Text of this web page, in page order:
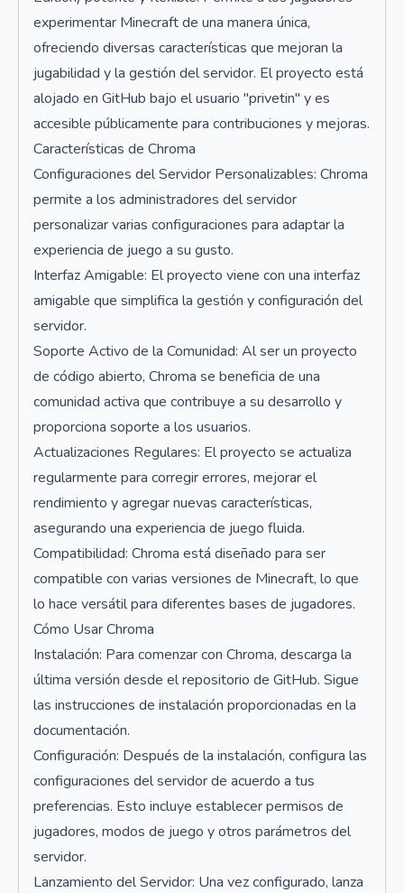
experimentar Minecraft de una manera única,
ofreciendo diversas características que mejoran la
jugabilidad y la gestión del servidor. El proyecto está
alojado en GitHub bajo el usuario "privetin" y es
accesible públicamente para contribuciones y mejoras.
Características de Chroma
Configuraciones del Servidor Personalizables: Chroma
permite a los administradores del servidor
personalizar varias configuraciones para adaptar la
experiencia de juego a su gusto.
Interfaz Amigable: El proyecto viene con una interfaz
amigable que simplifica la gestión y configuración del
servidor.
Soporte Activo de la Comunidad: Al ser un proyecto
de código abierto, Chroma se beneficia de una
comunidad activa que contribuye a su desarrollo y
proporciona soporte a los usuarios.
Actualizaciones Regulares: El proyecto se actualiza
regularmente para corregir errores, mejorar el
rendimiento y agregar nuevas características,
asegurando una experiencia de juego fluida.
Compatibilidad: Chroma está diseñado para ser
compatible con varias versiones de Minecraft, lo que
lo hace versátil para diferentes bases de jugadores.
Cómo Usar Chroma
Instalación: Para comenzar con Chroma, descarga la
última versión desde el repositorio de GitHub. Sigue
las instrucciones de instalación proporcionadas en la
documentación.
Configuración: Después de la instalación, configura las
configuraciones del servidor de acuerdo a tus
preferencias. Esto incluye establecer permisos de
jugadores, modos de juego y otros parámetros del
servidor.
Lanzamiento del Servidor: Una vez configurado, lanza